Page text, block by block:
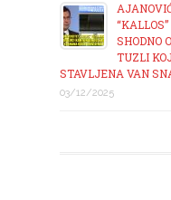
SHODNO
TUZLI
STAVLJENA VAN
03/12/2025